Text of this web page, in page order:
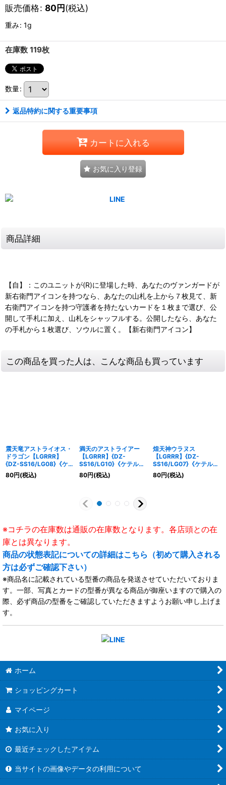
販売価格: 80円(税込)
重み: 1g
在庫数 119枚
数量:
返品特約に関する重要事項
カートに入れる
お気に入り登録
商品詳細
【自】：このユニットが(R)に登場した時、あなたのヴァンガードが
新右衛門アイコンを持つなら、あなたの山札を上から７枚見て、新
右衛門アイコンを持つ守護者を持たないカードを１枚まで選び、公
開して手札に加え、山札をシャッフルする。公開したなら、あなた
の手札から１枚選び、ソウルに置く。【新右衛門アイコン】
この商品を買った人は、こんな商品も買っています
震天竜アストライオス・
ドラゴン【LGRRR】
{DZ-SS16/LG08}《ケ
テルサンクチュアリ》
80円(税込)
満天のアストライアー
【LGRRR】{DZ-
SS16/LG10}《ケテルサ
ンクチュアリ》
80円(税込)
煌天神ウラヌス
【LGRRR】{DZ-
SS16/LG07}《ケテルサ
ンクチュアリ》
80円(税込)
※コチラの在庫数は通販の在庫数となります。各店頭との在
庫とは異なります。
商品の状態表記についての詳細はこちら（初めて購入される
方は必ずご確認下さい）
※商品名に記載されている型番の商品を発送させていただいておりま
す。一部、写真とカードの型番が異なる商品が御座いますので購入の
際、必ず商品の型番をご確認していただきますようお願い申し上げま
す。
ホーム
ショッピングカート
マイページ
お気に入り
最近チェックしたアイテム
当サイトの画像やデータの利用について